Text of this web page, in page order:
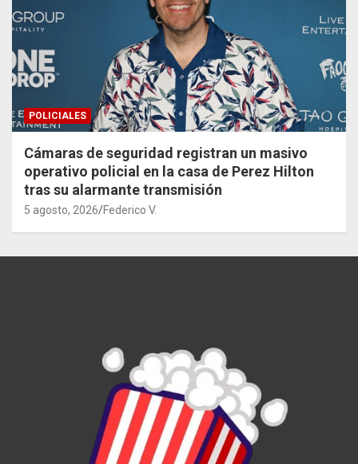
POLICIALES
Cámaras de seguridad registran un masivo
operativo policial en la casa de Perez Hilton
tras su alarmante transmisión
5 agosto, 2026 Federico V.